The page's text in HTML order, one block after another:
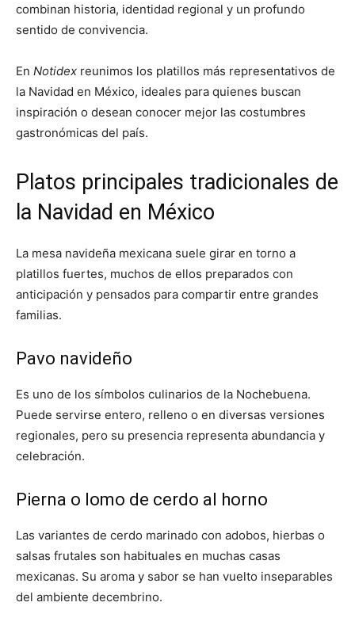
combinan historia, identidad regional y un profundo
sentido de convivencia.
En Notidex reunimos los platillos más representativos de
la Navidad en México, ideales para quienes buscan
inspiración o desean conocer mejor las costumbres
gastronómicas del país.
Platos principales tradicionales de
la Navidad en México
La mesa navideña mexicana suele girar en torno a
platillos fuertes, muchos de ellos preparados con
anticipación y pensados para compartir entre grandes
familias.
Pavo navideño
Es uno de los símbolos culinarios de la Nochebuena.
Puede servirse entero, relleno o en diversas versiones
regionales, pero su presencia representa abundancia y
celebración.
Pierna o lomo de cerdo al horno
Las variantes de cerdo marinado con adobos, hierbas o
salsas frutales son habituales en muchas casas
mexicanas. Su aroma y sabor se han vuelto inseparables
del ambiente decembrino.